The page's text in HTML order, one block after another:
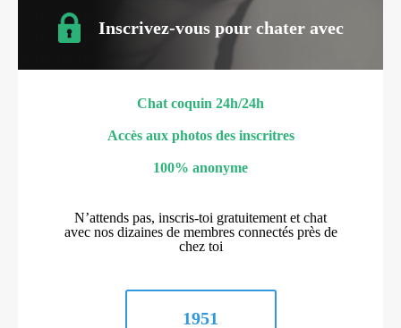
Inscrivez-vous pour chater avec
Chat coquin 24h/24h
Accès aux photos des inscritres
100% anonyme
N’attends pas, inscris-toi gratuitement et chat
avec nos dizaines de membres connectés près de
chez toi
1951